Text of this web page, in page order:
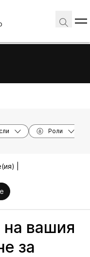
Роли
|
на вашия
за